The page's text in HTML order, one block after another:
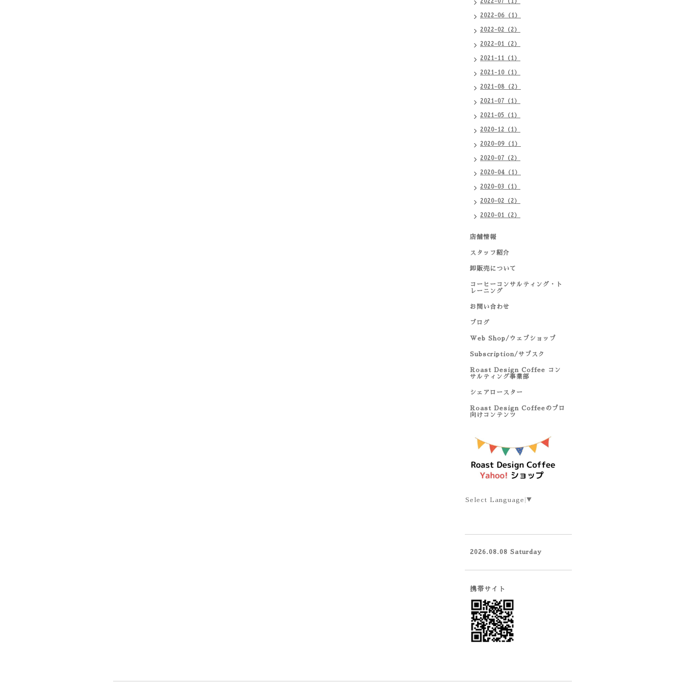
2022-07（1）
2022-06（1）
2022-02（2）
2022-01（2）
2021-11（1）
2021-10（1）
2021-08（2）
2021-07（1）
2021-05（1）
2020-12（1）
2020-09（1）
2020-07（2）
2020-04（1）
2020-03（1）
2020-02（2）
2020-01（2）
店舗情報
スタッフ紹介
卸販売について
コーヒーコンサルティング・ト
レーニング
お問い合わせ
ブログ
Web Shop/ウェブショップ
Subscription/サブスク
Roast Design Coffee コン
サルティング事業部
シェアロースター
Roast Design Coffeeのプロ
向けコンテンツ
Select Language ▼
2026.08.08 Saturday
携帯サイト